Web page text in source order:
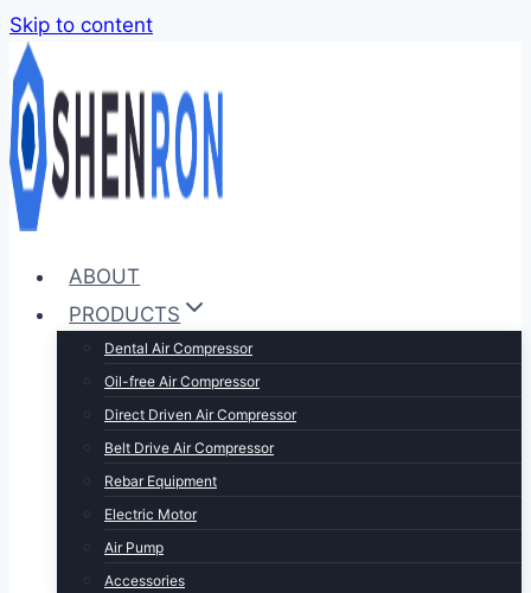
Skip to content
ABOUT
PRODUCTS
Dental Air Compressor
Oil-free Air Compressor
Direct Driven Air Compressor
Belt Drive Air Compressor
Rebar Equipment
Electric Motor
Air Pump
Accessories